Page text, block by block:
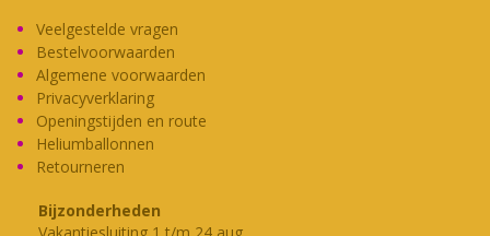
wel
waarom
aantal
Veelgestelde vragen
Bestelvoorwaarden
Algemene voorwaarden
Privacyverklaring
Openingstijden en route
Heliumballonnen
Retourneren
Bijzonderheden